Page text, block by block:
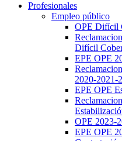
Profesionales
Empleo público
OPE Difícil
Difícil
EPE OPE
2020-2021-
EPE OPE
OPE 2023-
EPE OPE